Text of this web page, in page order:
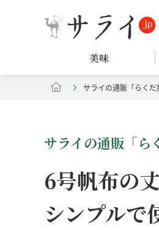
美味
サライの通販「らく
サライの通販「ら
6号帆布の
シンプルで